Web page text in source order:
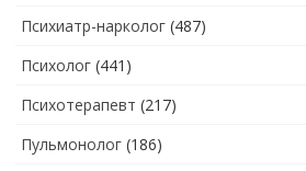
Психиатр-нарколог (487)
Психолог (441)
Психотерапевт (217)
Пульмонолог (186)